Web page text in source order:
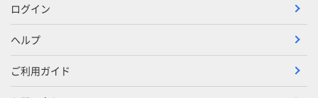
ログイン
ヘルプ
ご利用ガイド